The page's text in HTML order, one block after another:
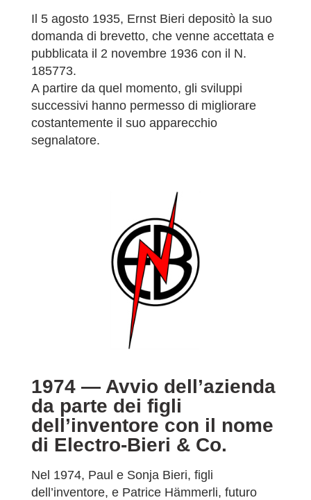
Il 5 agosto 1935, Ernst Bieri depositò la suo
domanda di brevetto, che venne accettata e
pubblicata il 2 novembre 1936 con il N.
185773.
A partire da quel momento, gli sviluppi
successivi hanno permesso di migliorare
costantemente il suo apparecchio
segnalatore.
1974 — Avvio dell’azienda
da parte dei figli
dell’inventore con il nome
di Electro-Bieri & Co.
Nel 1974, Paul e Sonja Bieri, figli
dell’inventore, e Patrice Hämmerli, futuro